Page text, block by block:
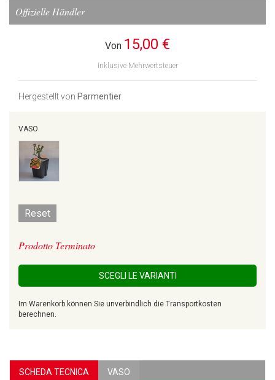
Offizielle Händler
Von 15,00 €
Inklusive Mehrwertsteuer
Hergestellt von Parmentier
VASO
Reset
Prodotto Terminato
SCEGLI LE VARIANTI
Im Warenkorb können Sie unverbindlich die Transportkosten
berechnen.
SCHEDA TECNICA VASO